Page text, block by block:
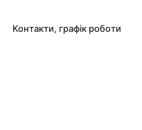
Контакти, графік роботи